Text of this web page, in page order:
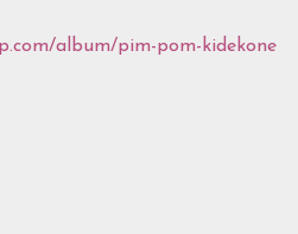
album/pim-pom-kidekone